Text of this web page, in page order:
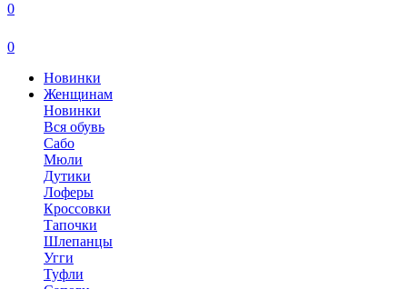
0
0
Новинки
Женщинам
Новинки
Вся обувь
Сабо
Мюли
Дутики
Лоферы
Кроссовки
Тапочки
Шлепанцы
Угги
Туфли